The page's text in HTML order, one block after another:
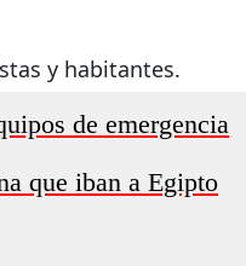
y habitantes.
de emergencia
que iban a Egipto